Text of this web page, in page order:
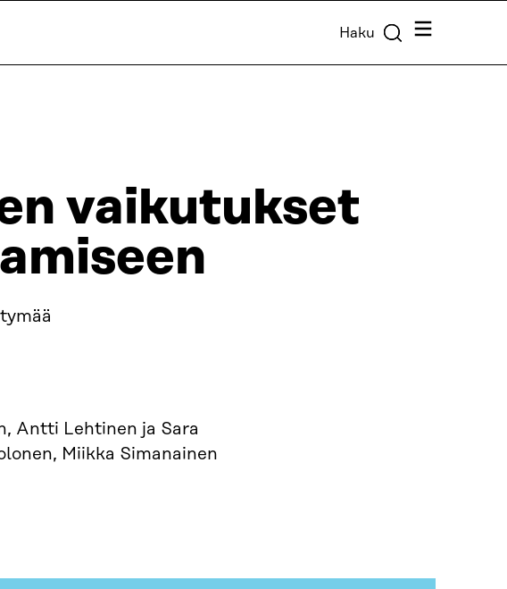
Haku Valikko
vaikutukset
Antti Lehtinen ja Sara
Miikka Simanainen